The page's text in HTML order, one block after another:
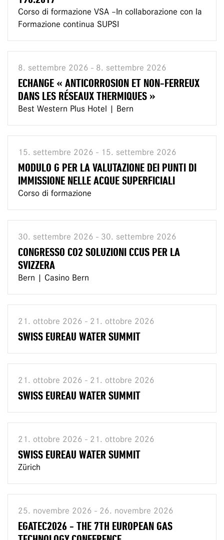
Corso di formazione VSA –In collaborazione con la
Formazione continua SUPSI
8. settembre 2026 - 8. settembre 2026
ECHANGE « ANTICORROSION ET NON-FERREUX
DANS LES RÉSEAUX THERMIQUES »
Best Western Plus Hotel | Bern
15. settembre 2026 - 15. settembre 2026
MODULO G PER LA VALUTAZIONE DEI PUNTI DI
IMMISSIONE NELLE ACQUE SUPERFICIALI
Corso di formazione
30. settembre 2026 - 30. settembre 2026
CONGRESSO CO2 SOLUZIONI CCUS PER LA
SVIZZERA
Bern | Casino Bern
21. ottobre 2026 - 21. ottobre 2026
SWISS EUREAU WATER SUMMIT
21. ottobre 2026 - 21. ottobre 2026
SWISS EUREAU WATER SUMMIT
21. ottobre 2026 - 21. ottobre 2026
SWISS EUREAU WATER SUMMIT
Zürich
25. novembre 2026 - 26. novembre 2026
EGATEC2026 - THE 7TH EUROPEAN GAS